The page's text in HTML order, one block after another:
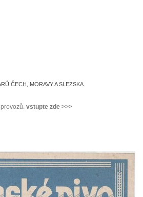
ČECH, MORAVY A SLEZSKA
provozů. vstupte zde >>>